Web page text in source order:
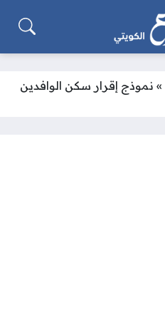
» نموذج إقرار سكن الوافدين